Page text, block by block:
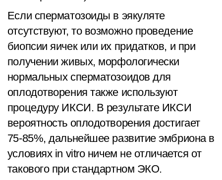
Если сперматозоиды в эякуляте
отсутствуют, то возможно проведение
биопсии яичек или их придатков, и при
получении живых, морфологически
нормальных сперматозоидов для
оплодотворения также используют
процедуру ИКСИ. В результате ИКСИ
вероятность оплодотворения достигает
75-85%, дальнейшее развитие эмбриона в
условиях in vitro ничем не отличается от
такового при стандартном ЭКО.